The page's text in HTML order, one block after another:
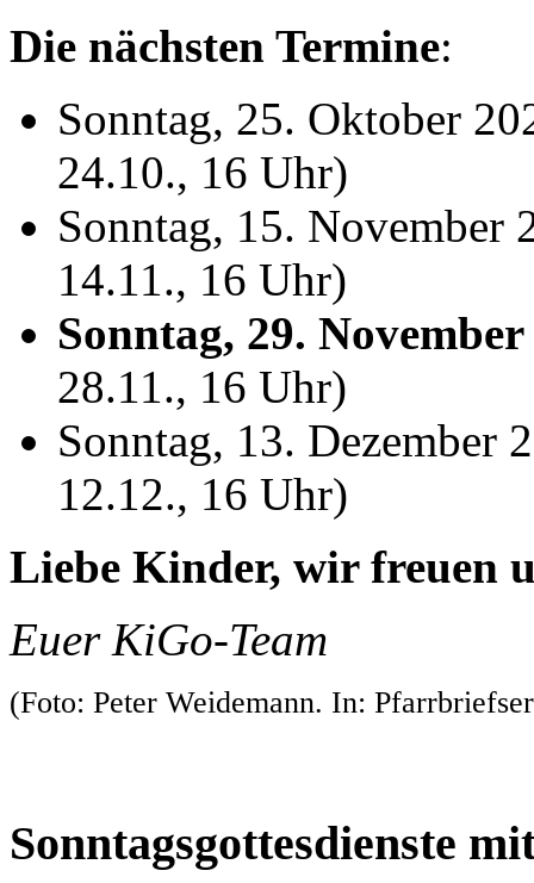
Die nächsten Termine:
Sonntag, 25. Oktober
24.10., 16 Uhr)
Sonntag, 15. November
14.11., 16 Uhr)
Sonntag, 29. November
28.11., 16 Uhr)
Sonntag, 13. Dezember
12.12., 16 Uhr)
Liebe Kinder, wir freuen
Euer KiGo-Team
(Foto: Peter Weidemann. In:
Sonntagsgottesdienste